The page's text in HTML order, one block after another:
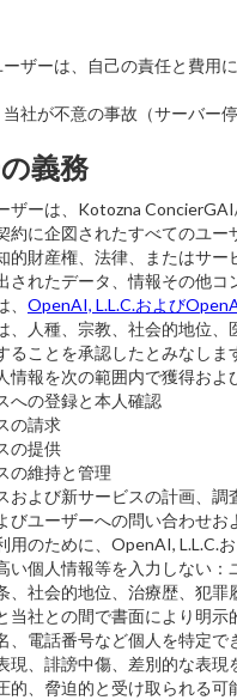
ザーは、自己の責任と費用
社が不意の事故（サーバー
義務
ザーは、Kotozna
約に企図されたすべてのユー
的財産権、法律、またはサ
されたデータ、情報その他
OpenAI, L.L.C.および
、人種、宗教、社会的地位
ることを承認したとみなしま
情報を次の範囲内で獲得およ
への登録と本人確認
の請求
の提供
の維持と管理
および新サービスの計画、調
びユーザーへの問い合わせお
用のために、OpenAI, L.L.C.
い個人情報等を入力しない：
、社会的地位、治療歴、犯
当社との間で書面により明
、電話番号など個人を特定で
現、誹謗中傷、差別的な表現
的、脅迫的と受け取られる可